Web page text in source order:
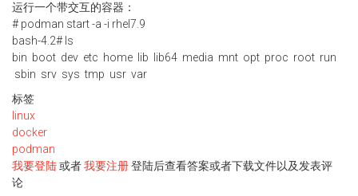
运行一个带交互的容器：
# podman start -a -i rhel7.9
bash-4.2# ls
bin boot dev etc home lib lib64 media mnt opt proc root run
sbin srv sys tmp usr var
标签
linux
docker
podman
我要登陆或者我要注册登陆后查看答案或者下载文件以及发表评
论